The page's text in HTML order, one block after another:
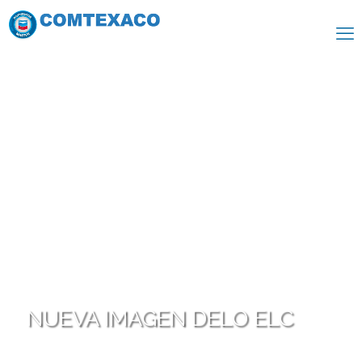
NUEVA IMAGEN DELO ELC